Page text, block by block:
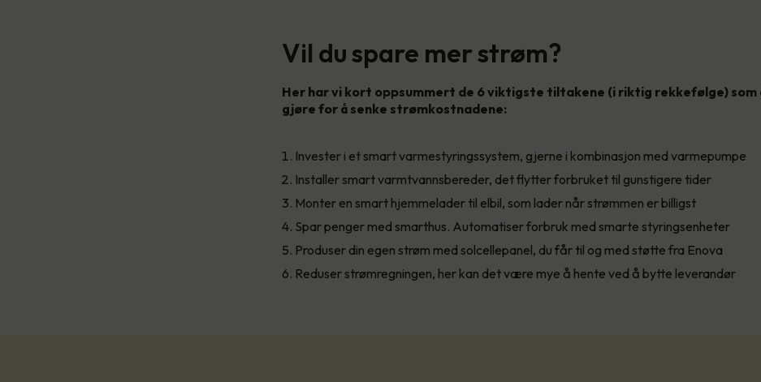
Vil du spare mer strøm?
Her har vi kort oppsummert de 6 viktigste tiltakene (i riktig rekkefølge) som
gjøre for å senke strømkostnadene:
Invester i et smart varmestyringssystem, gjerne i kombinasjon med varmepumpe
Installer smart varmtvannsbereder, det flytter forbruket til gunstigere tider
Monter en smart hjemmelader til elbil, som lader når strømmen er billigst
Spar penger med smarthus. Automatiser forbruk med smarte styringsenheter
Produser din egen strøm med solcellepanel, du får til og med støtte fra Enova
Reduser strømregningen, her kan det være mye å hente ved å bytte leverandør